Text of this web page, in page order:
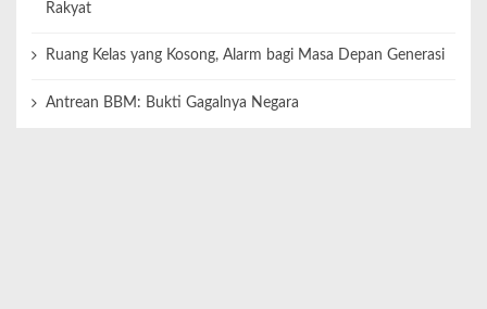
Rakyat
Ruang Kelas yang Kosong, Alarm bagi Masa Depan Generasi
Antrean BBM: Bukti Gagalnya Negara